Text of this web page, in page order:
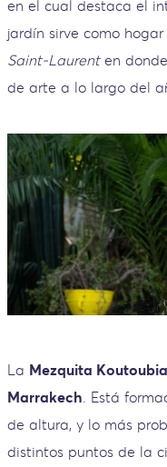
en el cual destaca el
jardín sirve como
Saint-Laurenten
de arte a lo largo del
La Mezquita Koutoubia
Marrakech. Está
de altura, y lo más
distintos puntos de la